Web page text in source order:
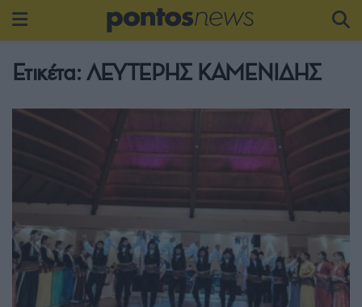
Ετικέτα: ΛΕΥΤΕΡΗΣ ΚΑΜΕΝΙΔΗΣ